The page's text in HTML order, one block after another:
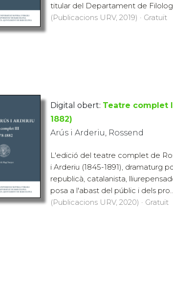
titular del Departament de
(Publicacions URV, 2019) · Gratuït
Digital obert: Teatre complet
1882)
Arús i Arderiu, Rossend
L'edició del teatre complet de
i Arderiu (1845-1891), dramaturg
republicà, catalanista,
posa a l'abast del públic i dels pro...
(Publicacions URV, 2020) · Gratuït